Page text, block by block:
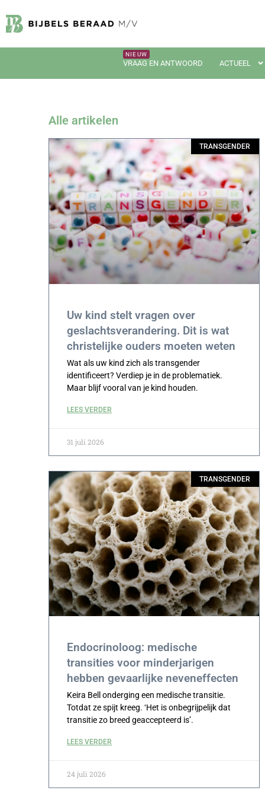
VRAAG EN ANTWOORD ACTUEEL
Alle artikelen
TRANSGENDER
Uw kind stelt vragen over
geslachtsverandering. Dit is wat
christelijke ouders moeten weten
Wat als uw kind zich als transgender
identificeert? Verdiep je in de problematiek.
Maar blijf vooral van je kind houden.
LEES VERDER
31 juli 2026
TRANSGENDER
Endocrinoloog: medische
transities voor minderjarigen
hebben gevaarlijke neveneffecten
Keira Bell onderging een medische transitie.
Totdat ze spijt kreeg. ‘Het is onbegrijpelijk dat
transitie zo breed geaccepteerd is’.
LEES VERDER
24 juli 2026